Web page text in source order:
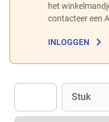
het
contacteer een
INLOGGEN
Eenheid
Stuk